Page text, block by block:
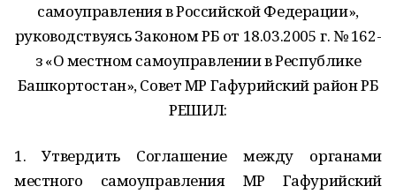
самоуправления в Российской Федерации»,
руководствуясь Законом РБ от 18.03.2005 г. № 162-
з «О местном самоуправлении в Республике
Башкортостан», Совет МР Гафурийский район РБ
РЕШИЛ:
1. Утвердить Соглашение между органами
местного самоуправления МР Гафурийский